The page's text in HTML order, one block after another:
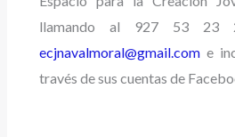
llamando al 927 53 23
ecjnavalmoral@gmail.com e
través de sus cuentas de